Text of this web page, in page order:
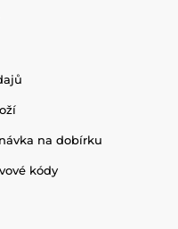
na dobírku
kódy